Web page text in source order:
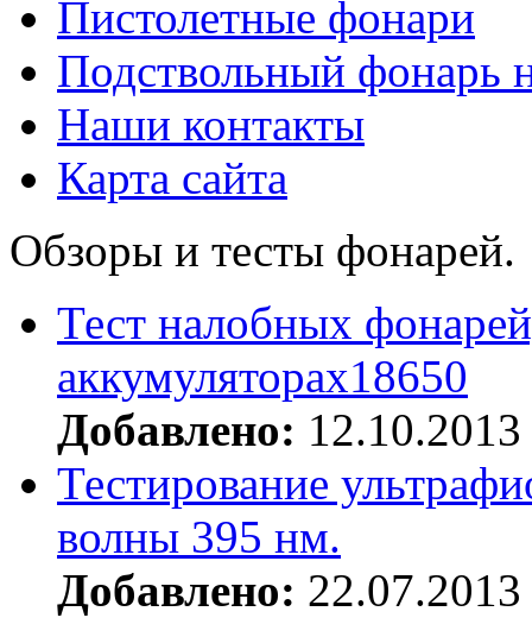
Пистолетные фонари
Подствольный фонарь
Наши контакты
Карта сайта
Обзоры и тесты фонарей.
Тест налобных
аккумуляторах18650
Добавлено: 12.10.2013
Тестирование
волны 395 нм.
Добавлено: 22.07.2013